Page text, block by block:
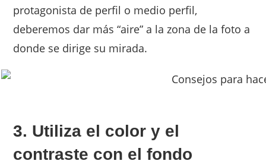
protagonista de perfil o medio perfil,
deberemos dar más “aire” a la zona de la foto a
donde se dirige su mirada.
3. Utiliza el color y el
contraste con el fondo